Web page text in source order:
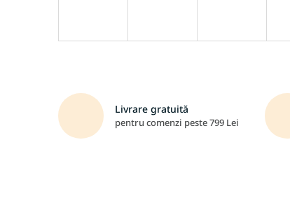
Livrare gratuită
pentru comenzi peste 799 Lei